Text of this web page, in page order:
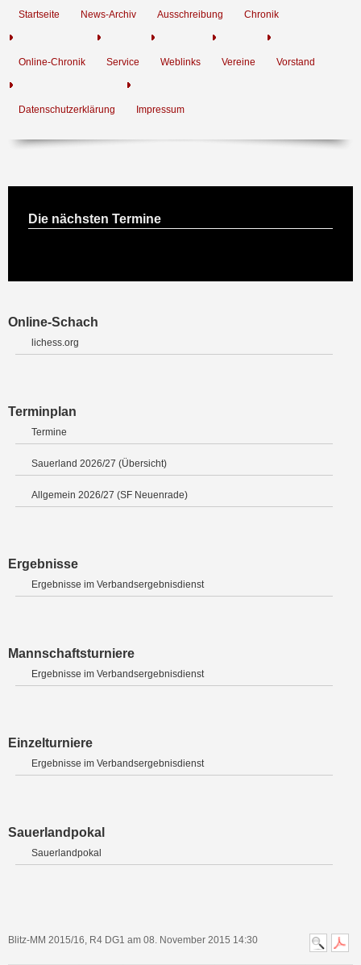
Startseite News-Archiv Ausschreibung Chronik
Online-Chronik Service Weblinks Vereine Vorstand
Datenschutzerklärung Impressum
Die nächsten Termine
Online-Schach
lichess.org
Terminplan
Termine
Sauerland 2026/27 (Übersicht)
Allgemein 2026/27 (SF Neuenrade)
Ergebnisse
Ergebnisse im Verbandsergebnisdienst
Mannschaftsturniere
Ergebnisse im Verbandsergebnisdienst
Einzelturniere
Ergebnisse im Verbandsergebnisdienst
Sauerlandpokal
Sauerlandpokal
Blitz-MM 2015/16, R4 DG1 am 08. November 2015 14:30